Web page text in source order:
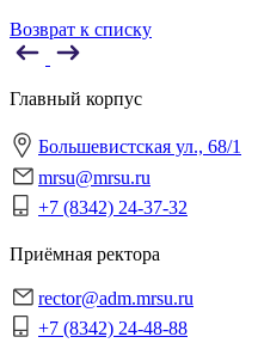
Возврат к списку
Главный корпус
Большевистская ул., 68/1
mrsu@mrsu.ru
+7 (8342) 24-37-32
Приёмная ректора
rector@adm.mrsu.ru
+7 (8342) 24-48-88